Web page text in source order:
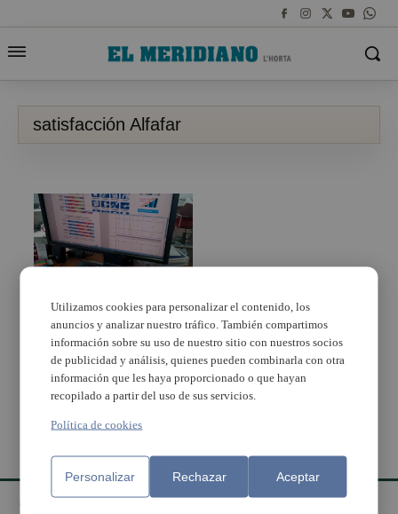
satisfacción Alfafar
Los vecinos de Alfafar
puntúan a la ciudad con
un 7,63
Utilizamos cookies para personalizar el contenido, los
anuncios y analizar nuestro tráfico. También compartimos
información sobre su uso de nuestro sitio con nuestros socios
de publicidad y análisis, quienes pueden combinarla con otra
información que les haya proporcionado o que hayan
recopilado a partir del uso de sus servicios.
Política de cookies
Personalizar Rechazar Aceptar